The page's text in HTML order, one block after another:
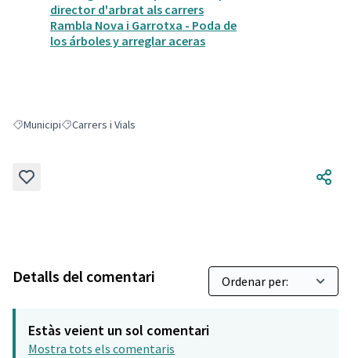
director d'arbrat als carrers
Rambla Nova i Garrotxa - Poda de
los árboles y arreglar aceras
Resultats en filtrar per: Municipi
MunicipiResultats en filtrar per: Carrers i Vials
Carrers i Vials
Detalls del comentari
Estàs veient un sol comentari
Mostra tots els comentaris